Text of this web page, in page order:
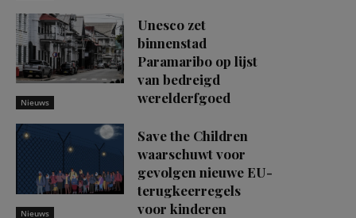
Nieuws
Unesco zet
binnenstad
Paramaribo op lijst
van bedreigd
werelderfgoed
Nieuws
Save the Children
waarschuwt voor
gevolgen nieuwe EU-
terugkeerregels
voor kinderen